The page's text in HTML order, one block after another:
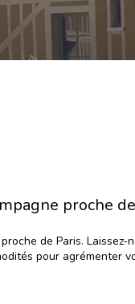
proche
de Paris. Laissez-
pour agrémenter